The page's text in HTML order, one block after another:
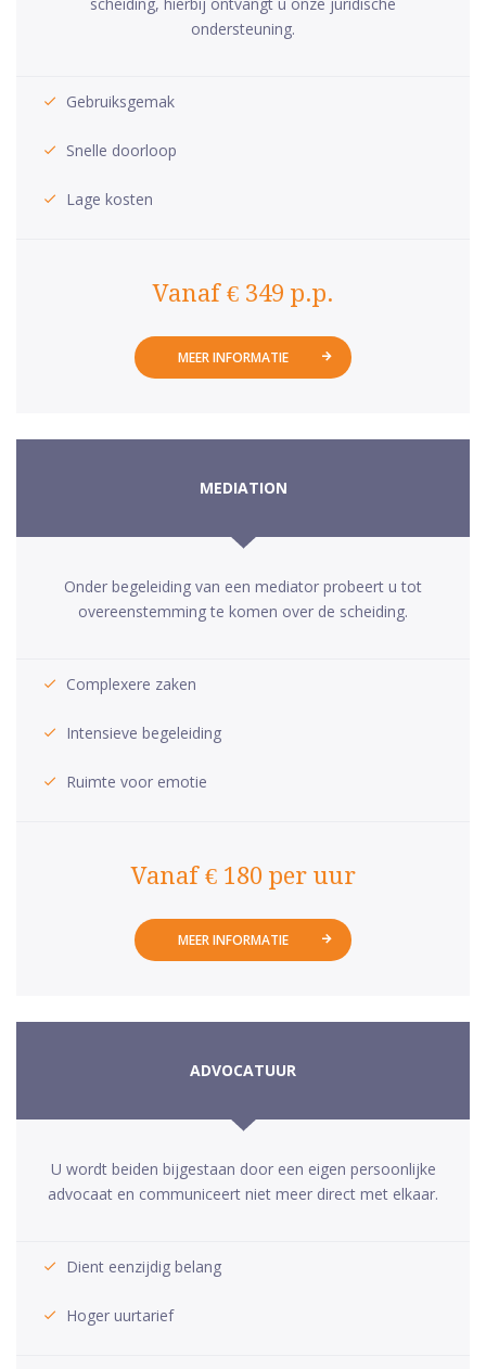
ondersteuning.
Gebruiksgemak
Snelle doorloop
Lage kosten
Vanaf € 349 p.p.
MEER INFORMATIE
MEDIATION
Onder begeleiding van een mediator probeert u tot
overeenstemming te komen over de scheiding.
Complexere zaken
Intensieve begeleiding
Ruimte voor emotie
Vanaf € 180 per uur
MEER INFORMATIE
ADVOCATUUR
U wordt beiden bijgestaan door een eigen persoonlijke
advocaat en communiceert niet meer direct met elkaar.
Dient eenzijdig belang
Hoger uurtarief